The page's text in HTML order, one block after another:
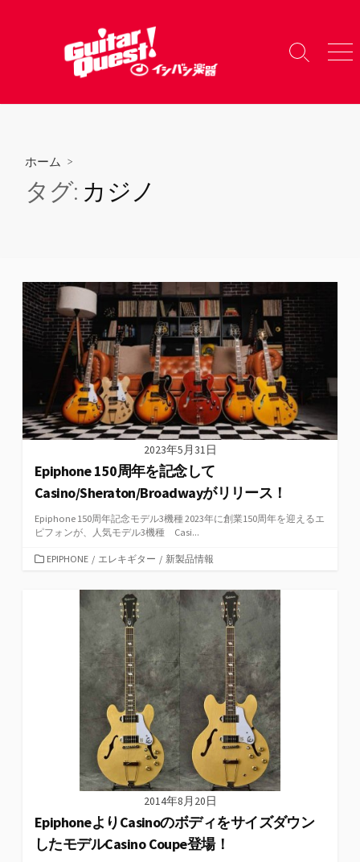
へ
検
り
メ
ー
ホーム >
タグ: カジノ
2023年5月31日
Epiphone 150周年を記念して
Casino/Sheraton/Broadwayがリリース！
Epiphone 150周年記念モデル3機種 2023年に創業150周年を迎えるエ
ピフォンが、人気モデル3機種 Casi...
カEPIPHONE / エレキギター / 新製品情報
2014年8月20日
EpiphoneよりCasinoのボディをサイズダウン
したモデルCasino Coupe登場！